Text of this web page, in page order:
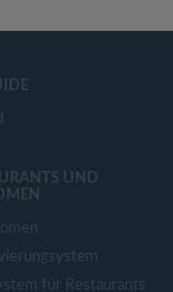
UND
für Restaurants